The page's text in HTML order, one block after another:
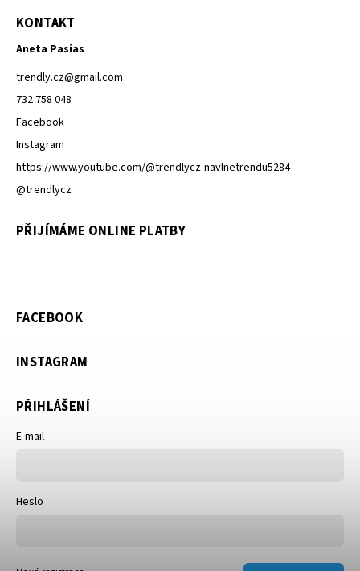
KONTAKT
Aneta Pasias
trendly.cz@gmail.com
732 758 048
Facebook
Instagram
https://www.youtube.com/@trendlycz-navlnetrendu5284
@trendlycz
PŘIJÍMÁME ONLINE PLATBY
FACEBOOK
INSTAGRAM
PŘIHLÁŠENÍ
E-mail
Heslo